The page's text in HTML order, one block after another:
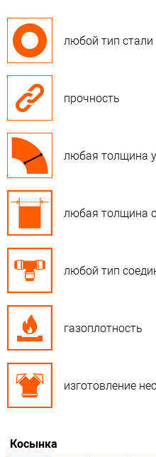
любой тип стали
прочность
любая толщина
любая толщина
любой тип
газоплотность
изготовление
Косынка